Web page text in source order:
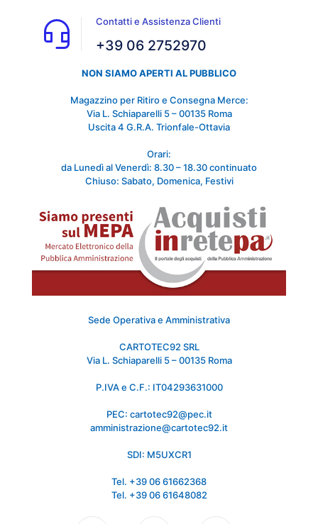
Contatti e Assistenza Clienti
+39 06 2752970
NON SIAMO APERTI AL PUBBLICO
Magazzino per Ritiro e Consegna Merce:
Via L. Schiaparelli 5 – 00135 Roma
Uscita 4 G.R.A. Trionfale-Ottavia
Orari:
da Lunedì al Venerdì: 8.30 – 18.30 continuato
Chiuso: Sabato, Domenica, Festivi
Sede Operativa e Amministrativa
CARTOTEC92 SRL
Via L. Schiaparelli 5 – 00135 Roma
P.IVA e C.F.: IT04293631000
PEC: cartotec92@pec.it
amministrazione@cartotec92.it
SDI: M5UXCR1
Tel. +39 06 61662368
Tel. +39 06 61648082